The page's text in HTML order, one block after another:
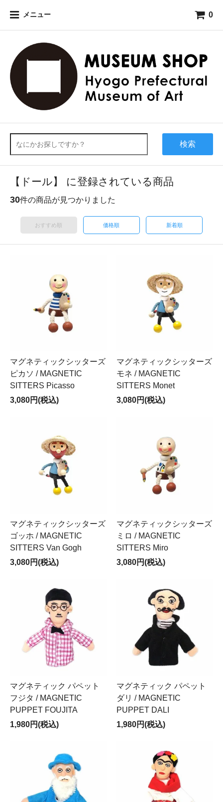
メニュー 0
検索
【ドール】 に登録されている商品
30件の商品が見つかりました
おすすめ順 価格順 新着順
マグネティックシッターズ
ピカソ / MAGNETIC
SITTERS Picasso
3,080円(税込)
マグネティックシッターズ
モネ / MAGNETIC
SITTERS Monet
3,080円(税込)
マグネティックシッターズ
ゴッホ / MAGNETIC
SITTERS Van Gogh
3,080円(税込)
マグネティックシッターズ
ミロ / MAGNETIC
SITTERS Miro
3,080円(税込)
マグネティック パペット
フジタ / MAGNETIC
PUPPET FOUJITA
1,980円(税込)
マグネティック パペット
ダリ / MAGNETIC
PUPPET DALI
1,980円(税込)